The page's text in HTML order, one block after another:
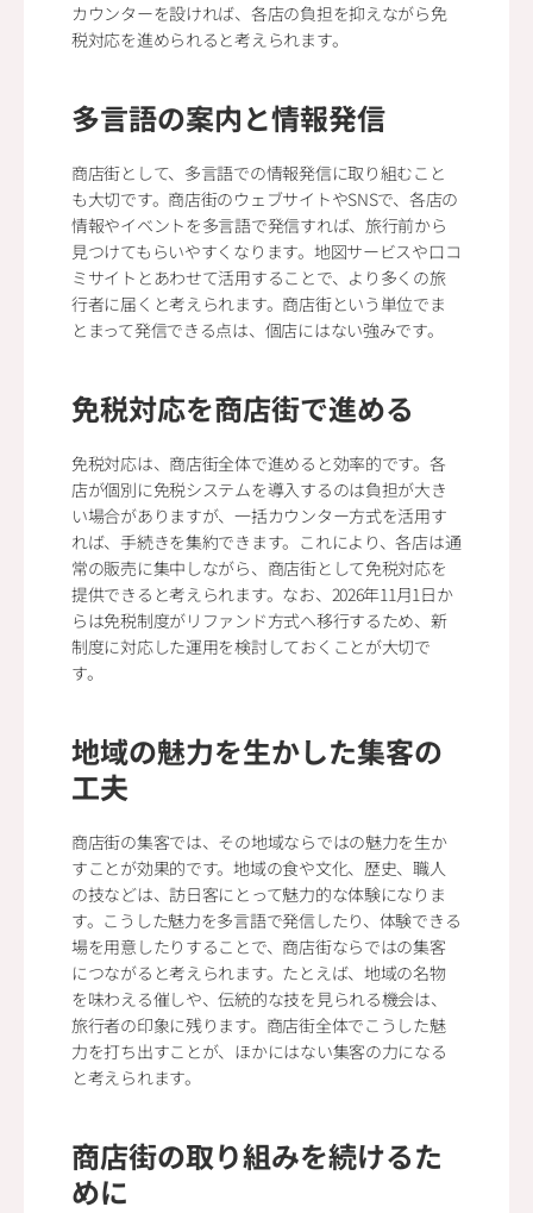
カウンターを設ければ、各店の負担を抑えながら免
税対応を進められると考えられます。
多言語の案内と情報発信
商店街として、多言語での情報発信に取り組むこと
も大切です。商店街のウェブサイトやSNSで、各店の
情報やイベントを多言語で発信すれば、旅行前から
見つけてもらいやすくなります。地図サービスや口コ
ミサイトとあわせて活用することで、より多くの旅
行者に届くと考えられます。商店街という単位でま
とまって発信できる点は、個店にはない強みです。
免税対応を商店街で進める
免税対応は、商店街全体で進めると効率的です。各
店が個別に免税システムを導入するのは負担が大き
い場合がありますが、一括カウンター方式を活用す
れば、手続きを集約できます。これにより、各店は通
常の販売に集中しながら、商店街として免税対応を
提供できると考えられます。なお、2026年11月1日か
らは免税制度がリファンド方式へ移行するため、新
制度に対応した運用を検討しておくことが大切で
す。
地域の魅力を生かした集客の
工夫
商店街の集客では、その地域ならではの魅力を生か
すことが効果的です。地域の食や文化、歴史、職人
の技などは、訪日客にとって魅力的な体験になりま
す。こうした魅力を多言語で発信したり、体験できる
場を用意したりすることで、商店街ならではの集客
につながると考えられます。たとえば、地域の名物
を味わえる催しや、伝統的な技を見られる機会は、
旅行者の印象に残ります。商店街全体でこうした魅
力を打ち出すことが、ほかにはない集客の力になる
と考えられます。
商店街の取り組みを続けるた
めに